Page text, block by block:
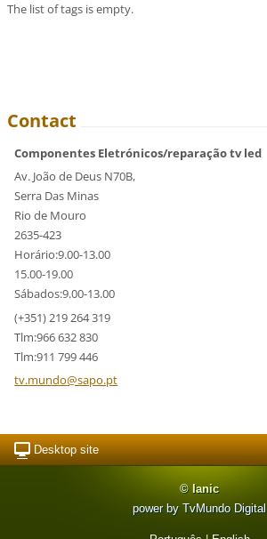
The list of tags is empty.
Contact
Componentes Eletrónicos/reparação tv led
Av. João de Deus N70B,
Serra Das Minas
Rio de Mouro
2635-423
Horário:9.00-13.00
15.00-19.00
Sábados:9.00-13.00
(+351) 219 264 319
Tlm:966 632 830
Tlm:911 799 446
tv.mundo@sapo.pt
Desktop site
© Ianic
power by TvMundo Digital